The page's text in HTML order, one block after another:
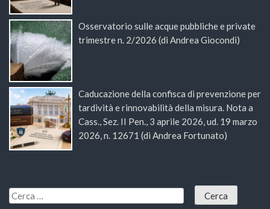
Osservatorio sulle acque pubbliche e private
trimestre n. 2/2026 (di Andrea Giocondi)
Caducazione della confisca di prevenzione per
tardività e rinnovabilità della misura. Nota a
Cass., Sez. II Pen., 3 aprile 2026, ud. 19 marzo
2026, n. 12671 (di Andrea Fortunato)